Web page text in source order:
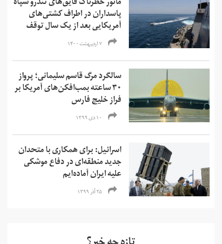
پاسداران در اطراف کشتی‌های
آمریکایی بعد از یک سال توقف
۷ اردیبهشت ۱۴۰۰
سالگرد مرگ قاسم سلیمانی؛‌ پرواز
۳۰ ساعته بمب‌افکن‌های آمریکا بر
فراز خلیج فارس
۱۰ دی ۱۳۹۹
اسرائیل: برای همکاری با متحدان
جدید منطقه‌ای در دفاع موشکی
علیه ایران آماده‌ایم
۲۵ آذر ۱۳۹۹